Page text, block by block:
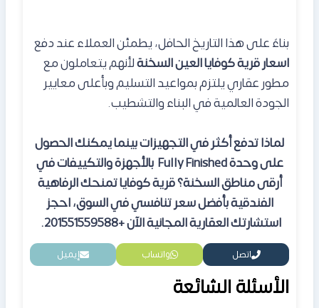
بناءً على هذا التاريخ الحافل، يطمئن العملاء عند دفع
اسعار قرية كوفايا العين السخنةلأنهم يتعاملون مع
مطور عقاري يلتزم بمواعيد التسليم وبأعلى معايير
الجودة العالمية في البناء والتشطيب.
لماذا تدفع أكثر في التجهيزات بينما يمكنك الحصول
على وحدة Fully Finished بالأجهزة والتكييفات في
أرقى مناطق السخنة؟ قرية كوفايا تمنحك الرفاهية
الفندقية بأفضل سعر تنافسي في السوق، احجز
استشارتك العقارية المجانية الآن +201551559588.
اتصل واتساب إيميل
الأسئلة الشائعة